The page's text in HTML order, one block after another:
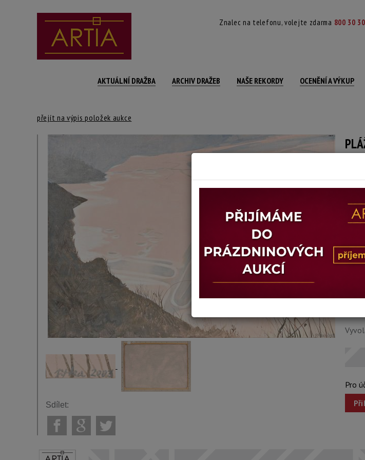
Znalec na telefonu, volejte zdarma 800 30
AKTUÁLNÍ DRAŽBA ARCHIV DRAŽEB NAŠE REKORDY OCENĚNÍ A VÝKUP
přejít na výpis položek aukce
(1943
Šířka:
Pro
Sdílet: